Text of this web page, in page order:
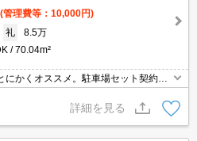
(管理費等：10,000円)
礼
8.5万
70.04m²
かくオススメ。駐車場セット契約。
。過ごしやすい生活環境が整っていま
詳細を見る